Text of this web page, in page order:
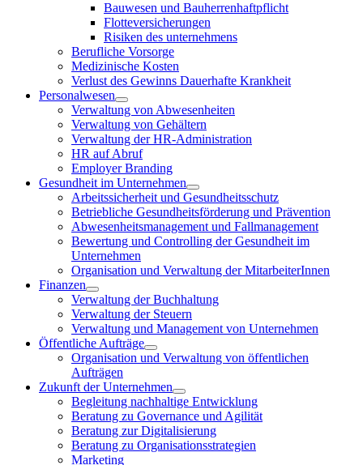
Bauwesen und Bauherrenhaftpflicht
Flotteversicherungen
Risiken des unternehmens
Berufliche Vorsorge
Medizinische Kosten
Verlust des Gewinns Dauerhafte Krankheit
Personalwesen
Verwaltung von Abwesenheiten
Verwaltung von Gehältern
Verwaltung der HR-Administration
HR auf Abruf
Employer Branding
Gesundheit im Unternehmen
Arbeitssicherheit und Gesundheitsschutz
Betriebliche Gesundheitsförderung und Prävention
Abwesenheitsmanagement und Fallmanagement
Bewertung und Controlling der Gesundheit im
Unternehmen
Organisation und Verwaltung der MitarbeiterInnen
Finanzen
Verwaltung der Buchhaltung
Verwaltung der Steuern
Verwaltung und Management von Unternehmen
Öffentliche Aufträge
Organisation und Verwaltung von öffentlichen
Aufträgen
Zukunft der Unternehmen
Begleitung nachhaltige Entwicklung
Beratung zu Governance und Agilität
Beratung zur Digitalisierung
Beratung zu Organisationsstrategien
Marketing